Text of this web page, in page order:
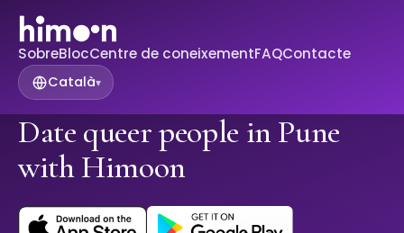
SobreBlocCentre de coneixementFAQContacte
Català▾
Date queer people in Pune
with Himoon